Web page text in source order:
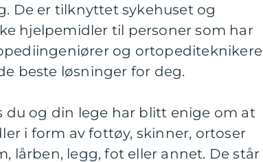
De er tilknyttet sykehuset og
hjelpemidler til personer som har
og ortopediteknikere
beste løsninger for deg.
du og din lege har blitt enige om at
i form av fottøy, skinner, ortoser
lårben, legg, fot eller annet. De står